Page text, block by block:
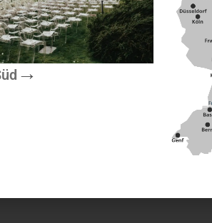
in der Hand und kombiniert
Glanz“ bequem mieten und so
„Gold Glanz“ und sorge dafür, dass